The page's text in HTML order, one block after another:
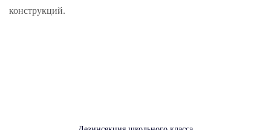
конструкций.